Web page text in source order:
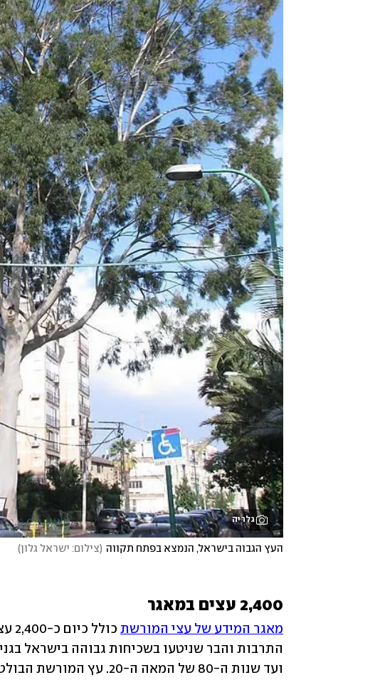
גלריה
העץ הגבוה בישראל, הנמצא בפתח תקווה (צילום: ישראל גלון)
2,400 עצים במאגר
מאגר המידע של עצי המורשת